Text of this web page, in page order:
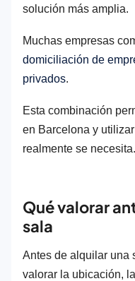
solución más amplia.
Muchas empresas
domiciliación de
privados.
Esta combinación
en Barcelona y
realmente se necesita.
Qué valorar
sala
Antes de alquilar una
valorar la ubicación,